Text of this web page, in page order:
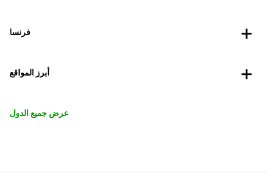
فرنسا
أبرز المواقع
عرض جميع الدول